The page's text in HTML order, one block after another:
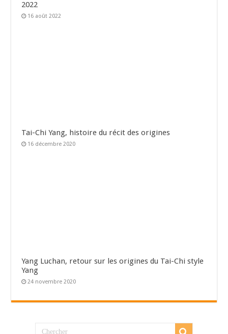
2022
16 août 2022
Tai-Chi Yang, histoire du récit des origines
16 décembre 2020
Yang Luchan, retour sur les origines du Tai-Chi style
Yang
24 novembre 2020